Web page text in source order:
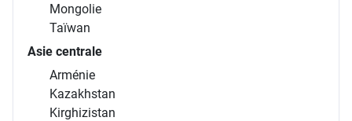
Mongolie
Taïwan
Asie centrale
Arménie
Kazakhstan
Kirghizistan